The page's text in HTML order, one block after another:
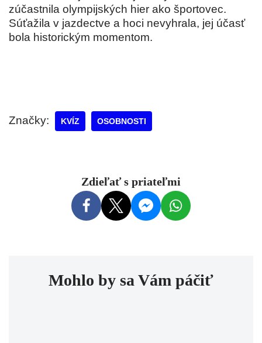
zúčastnila olympijských hier ako športovec.
Súťažila v jazdectve a hoci nevyhrala, jej účasť
bola historickým momentom.
Značky: KVÍZ OSOBNOSTI
Zdieľať s priateľmi
Mohlo by sa Vám páčiť